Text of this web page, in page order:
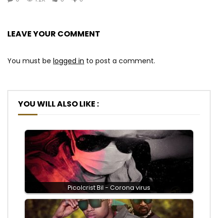
Luna Yeh ! eh ! eh ! eh! Luna ah!
Picolcrist Bil Artist singer Afro pop world music
Year 2019
Post Views:
LEAVE YOUR COMMENT
You must be logged in to post a comment.
YOU WILL ALSO LIKE :
Picolcrist Bil - Corona virus